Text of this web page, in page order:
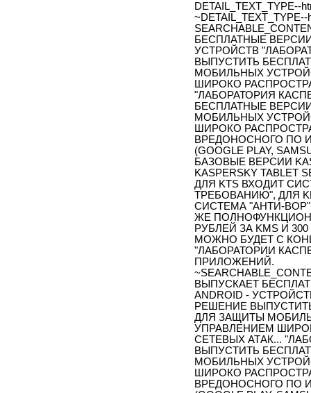
DETAIL_TEXT_TYPE--
~DETAIL_TEXT_TYPE--
БЕСПЛАТНЫЕ
УСТРОЙСТВ
ВЫПУСТИТЬ
МОБИЛЬНЫХ
ШИРОКО
"ЛАБОРАТОРИЯ
БЕСПЛАТНЫЕ
МОБИЛЬНЫХ
ШИРОКО
ВРЕДОНОСНОГО ПО
(GOOGLE PLAY,
БАЗОВЫЕ ВЕРСИИ
KASPERSKY
ДЛЯ KTS ВХОДИТ
ТРЕБОВАНИЮ", ДЛЯ
СИСТЕМА "АНТИ-
ЖЕ
РУБЛЕЙ ЗА KMS И
МОЖНО БУДЕТ С
"ЛАБОРАТОРИИ
ПРИЛОЖЕНИЙ.
ВЫПУСКАЕТ
ANDROID -
РЕШЕНИЕ
ДЛЯ ЗАЩИТЫ
УПРАВЛЕНИЕМ
СЕТЕВЫХ АТАК...
ВЫПУСТИТЬ
МОБИЛЬНЫХ
ШИРОКО
ВРЕДОНОСНОГО ПО